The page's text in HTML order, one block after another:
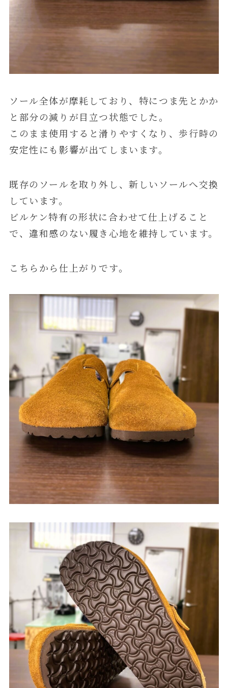
ソール全体が摩耗しており、特につま先とかか
と部分の減りが目立つ状態でした。
このまま使用すると滑りやすくなり、歩行時の
安定性にも影響が出てしまいます。
既存のソールを取り外し、新しいソールへ交換
しています。
ビルケン特有の形状に合わせて仕上げること
で、違和感のない履き心地を維持しています。
こちらから仕上がりです。